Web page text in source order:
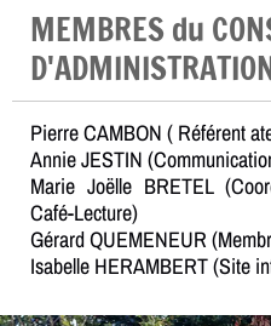
MEMBRES du
Pierre CAMBON ( Référent
Annie JESTIN
Marie Joëlle BRETEL
Café-Lecture)
Gérard QUEMENEUR
Isabelle HERAMBERT (Site